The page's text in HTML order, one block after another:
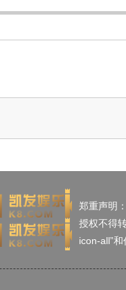
郑重声明
授权不得
icon-all”